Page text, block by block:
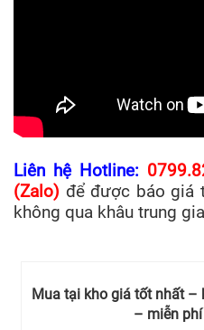
Liên hệ Hotline:
(Zalo) để được báo giá
không qua khâu trung
Mua tại kho giá tốt nhất –
– miễn